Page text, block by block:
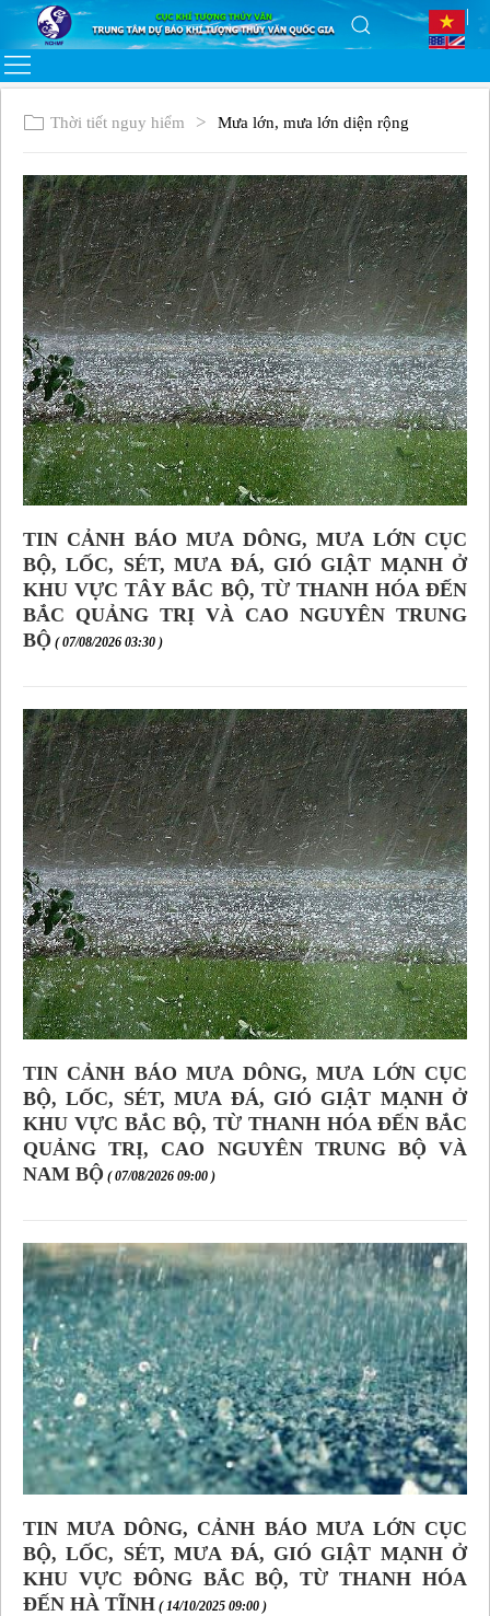
Thời tiết nguy hiểm Mưa lớn, mưa lớn diện rộng
TIN CẢNH BÁO MƯA DÔNG, MƯA LỚN CỤC
BỘ, LỐC, SÉT, MƯA ĐÁ, GIÓ GIẬT MẠNH Ở
KHU VỰC TÂY BẮC BỘ, TỪ THANH HÓA ĐẾN
BẮC QUẢNG TRỊ VÀ CAO NGUYÊN TRUNG
BỘ ( 07/08/2026 03:30 )
TIN CẢNH BÁO MƯA DÔNG, MƯA LỚN CỤC
BỘ, LỐC, SÉT, MƯA ĐÁ, GIÓ GIẬT MẠNH Ở
KHU VỰC BẮC BỘ, TỪ THANH HÓA ĐẾN BẮC
QUẢNG TRỊ, CAO NGUYÊN TRUNG BỘ VÀ
NAM BỘ ( 07/08/2026 09:00 )
TIN MƯA DÔNG, CẢNH BÁO MƯA LỚN CỤC
BỘ, LỐC, SÉT, MƯA ĐÁ, GIÓ GIẬT MẠNH Ở
KHU VỰC ĐÔNG BẮC BỘ, TỪ THANH HÓA
ĐẾN HÀ TĨNH ( 14/10/2025 09:00 )